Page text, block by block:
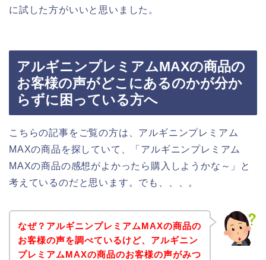
に試した方がいいと思いました。
アルギニンプレミアムMAXの商品の
お客様の声がどこにあるのかが分か
らずに困っている方へ
こちらの記事をご覧の方は、アルギニンプレミアム
MAXの商品を探していて、「アルギニンプレミアム
MAXの商品の感想がよかったら購入しようかな～」と
考えているのだと思います。でも、、、。
なぜ？アルギニンプレミアムMAXの商品の
お客様の声を調べているけど、アルギニン
プレミアムMAXの商品のお客様の声がみつ